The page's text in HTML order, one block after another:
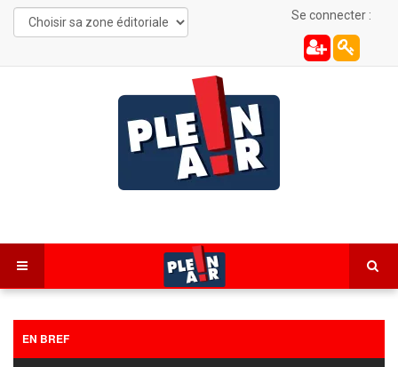
Se connecter :
EN BREF